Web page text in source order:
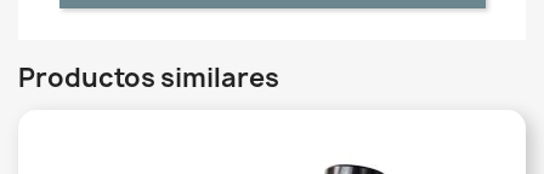
Productos similares